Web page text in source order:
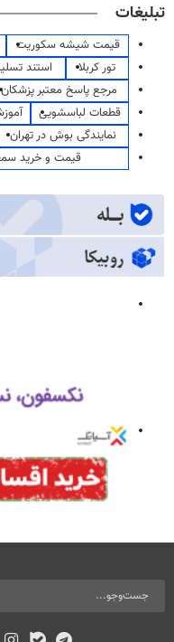
تبلیغات
قیمت شیشه سکوریت
تور کربلا
استند
مرجع پاسخ معتبر پزشکان
قطعات لباسشویی
نمایندگی بوش در تهران
قیمت و خرید